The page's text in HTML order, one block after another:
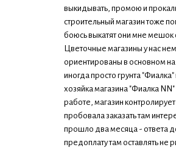
выкидывать, промою и
строительный магазин тоже
боюсь выкатят они мне мешок
Цветочные магазины у нас
ориентированы в основном
иногда просто грунта
хозяйка магазина "Фиалка
работе, магазин
пробовала заказать там
прошло два месяца - ответа
предоплату там оставлять не